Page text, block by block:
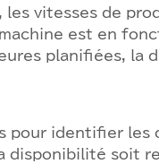
les vitesses de
est en
planifiées, la
pour identifier les
disponibilité soit